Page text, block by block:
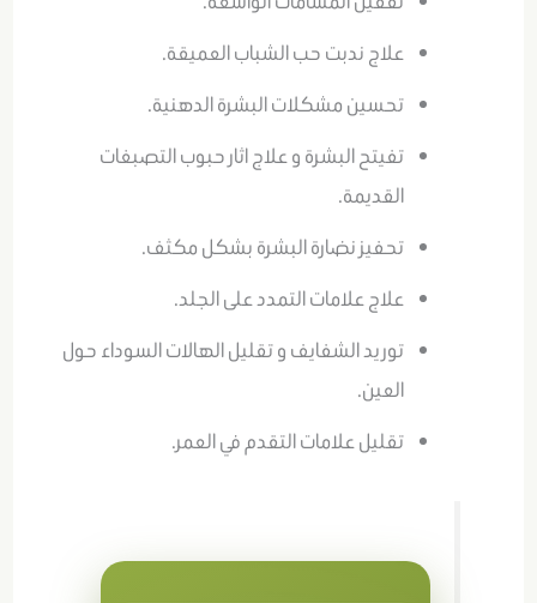
علاج ندبت حب الشباب العميقة.
تحسين مشكلات البشرة الدهنية.
تفيتح البشرة و علاج اثار حبوب التصبغات
القديمة.
تحفيز نضارة البشرة بشكل مكثف.
علاج علامات التمدد على الجلد.
توريد الشفايف و تقليل الهالات السوداء حول
العين.
تقليل علامات التقدم في العمر.